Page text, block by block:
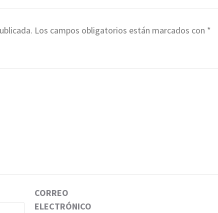
Los campos obligatorios están marcados con *
CORREO
ELECTRÓNICO